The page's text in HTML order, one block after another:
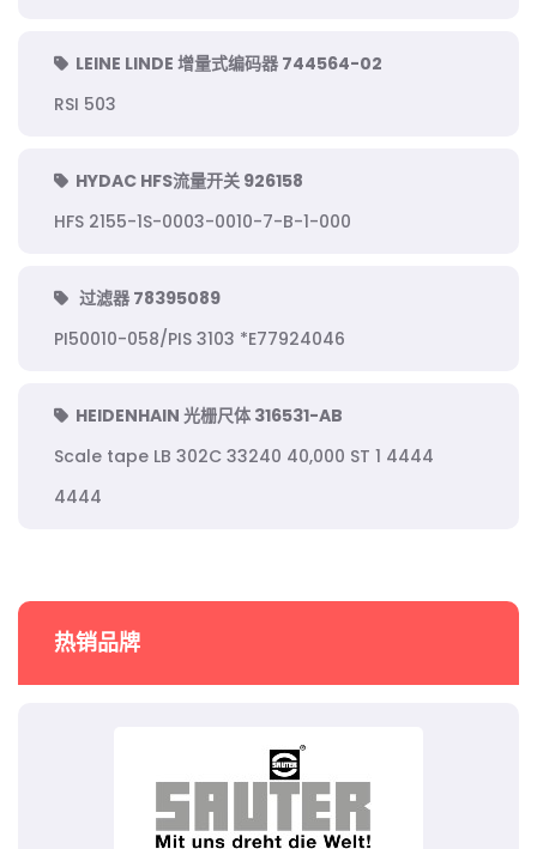
LEINE LINDE 增量式编码器 744564-02
RSI 503
HYDAC HFS流量开关 926158
HFS 2155-1S-0003-0010-7-B-1-000
过滤器 78395089
PI50010-058/PIS 3103 *E77924046
HEIDENHAIN 光栅尺体 316531-AB
Scale tape LB 302C 33240 40,000 ST 1 4444
4444
热销品牌